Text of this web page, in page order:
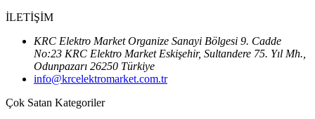
İLETİŞİM
KRC Elektro Market Organize Sanayi Bölgesi 9. Cadde
No:23 KRC Elektro Market Eskişehir, Sultandere 75. Yıl Mh.,
Odunpazarı 26250 Türkiye
info@krcelektromarket.com.tr
Çok Satan Kategoriler